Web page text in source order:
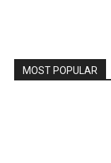
MOST POPULAR